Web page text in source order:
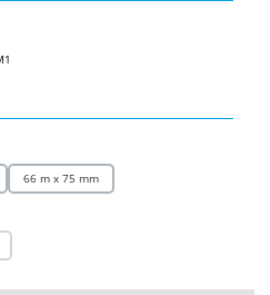
66 m x 75 mm
Option ist zurzeit nicht verfügbar.)